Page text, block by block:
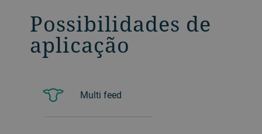
Possibilidades de
aplicação
Multi feed